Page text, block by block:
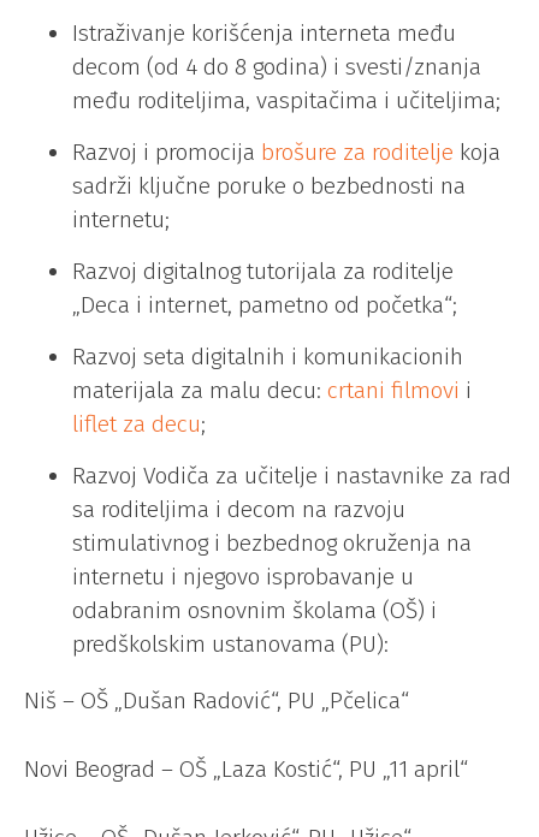
Istraživanje korišćenja interneta među
decom (od 4 do 8 godina) i svesti/znanja
među roditeljima, vaspitačima i učiteljima;
Razvoj i promocija brošure za roditelje koja
sadrži ključne poruke o bezbednosti na
internetu;
Razvoj digitalnog tutorijala za roditelje
„Deca i internet, pametno od početka“;
Razvoj seta digitalnih i komunikacionih
materijala za malu decu: crtani filmovi i
liflet za decu;
Razvoj Vodiča za učitelje i nastavnike za rad
sa roditeljima i decom na razvoju
stimulativnog i bezbednog okruženja na
internetu i njegovo isprobavanje u
odabranim osnovnim školama (OŠ) i
predškolskim ustanovama (PU):
Niš – OŠ „Dušan Radović“, PU „Pčelica“
Novi Beograd – OŠ „Laza Kostić“, PU „11 april“